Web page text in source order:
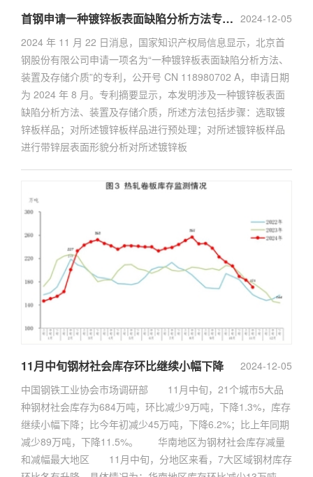
2024-12-05
首钢申请一种镀锌板表面缺陷分析方法专利，无污染
2024 年 11 月 22 日消息，国家知识产权局信息显示，北京首
钢股份有限公司申请一项名为“一种镀锌板表面缺陷分析方法、
装置及存储介质”的专利，公开号 CN 118980702 A，申请日期
为 2024 年 8 月。专利摘要显示，本发明涉及一种镀锌板表面
缺陷分析方法、装置及存储介质，所述方法包括步骤：选取镀
锌板样品；对所述镀锌板样品进行预处理；对所述镀锌板样品
进行带锌层表面形貌分析对所述镀锌板
2024-12-05
11月中旬钢材社会库存环比继续小幅下降
中国钢铁工业协会市场调研部 11月中旬，21个城市5大品
种钢材社会库存为684万吨，环比减少9万吨，下降1.3%，库存
继续小幅下降；比今年初减少45万吨，下降6.2%；比上年同期
减少89万吨，下降11.5%。 华南地区为钢材社会库存减量
和减幅最大地区 11月中旬，分地区来看，7大区域钢材库存